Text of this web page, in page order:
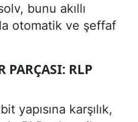
bunu akıllı
otomatik ve şeffaf
PARÇASI: RLP
yapısına karşılık,